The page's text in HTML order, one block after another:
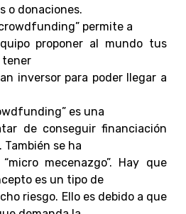
o donaciones.
permite a
proponer al mundo tus
tener
inversor para poder llegar a
es una
de conseguir financiación
se ha
mecenazgo”. Hay que
es un tipo de
riesgo. Ello es debido a que